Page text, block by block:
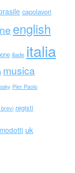
capolavori
english
iliade italia
musica
Pier Paolo
registi
uk